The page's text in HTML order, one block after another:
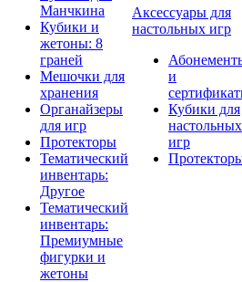
Манчкина
Кубики и
жетоны: 8
граней
Мешочки для
хранения
Органайзеры
для игр
Протекторы
Тематический
инвентарь:
Другое
Тематический
инвентарь:
Премиумные
фигурки и
жетоны
Аксессуары для
настольных игр
и
Кубики для
настольных
игр